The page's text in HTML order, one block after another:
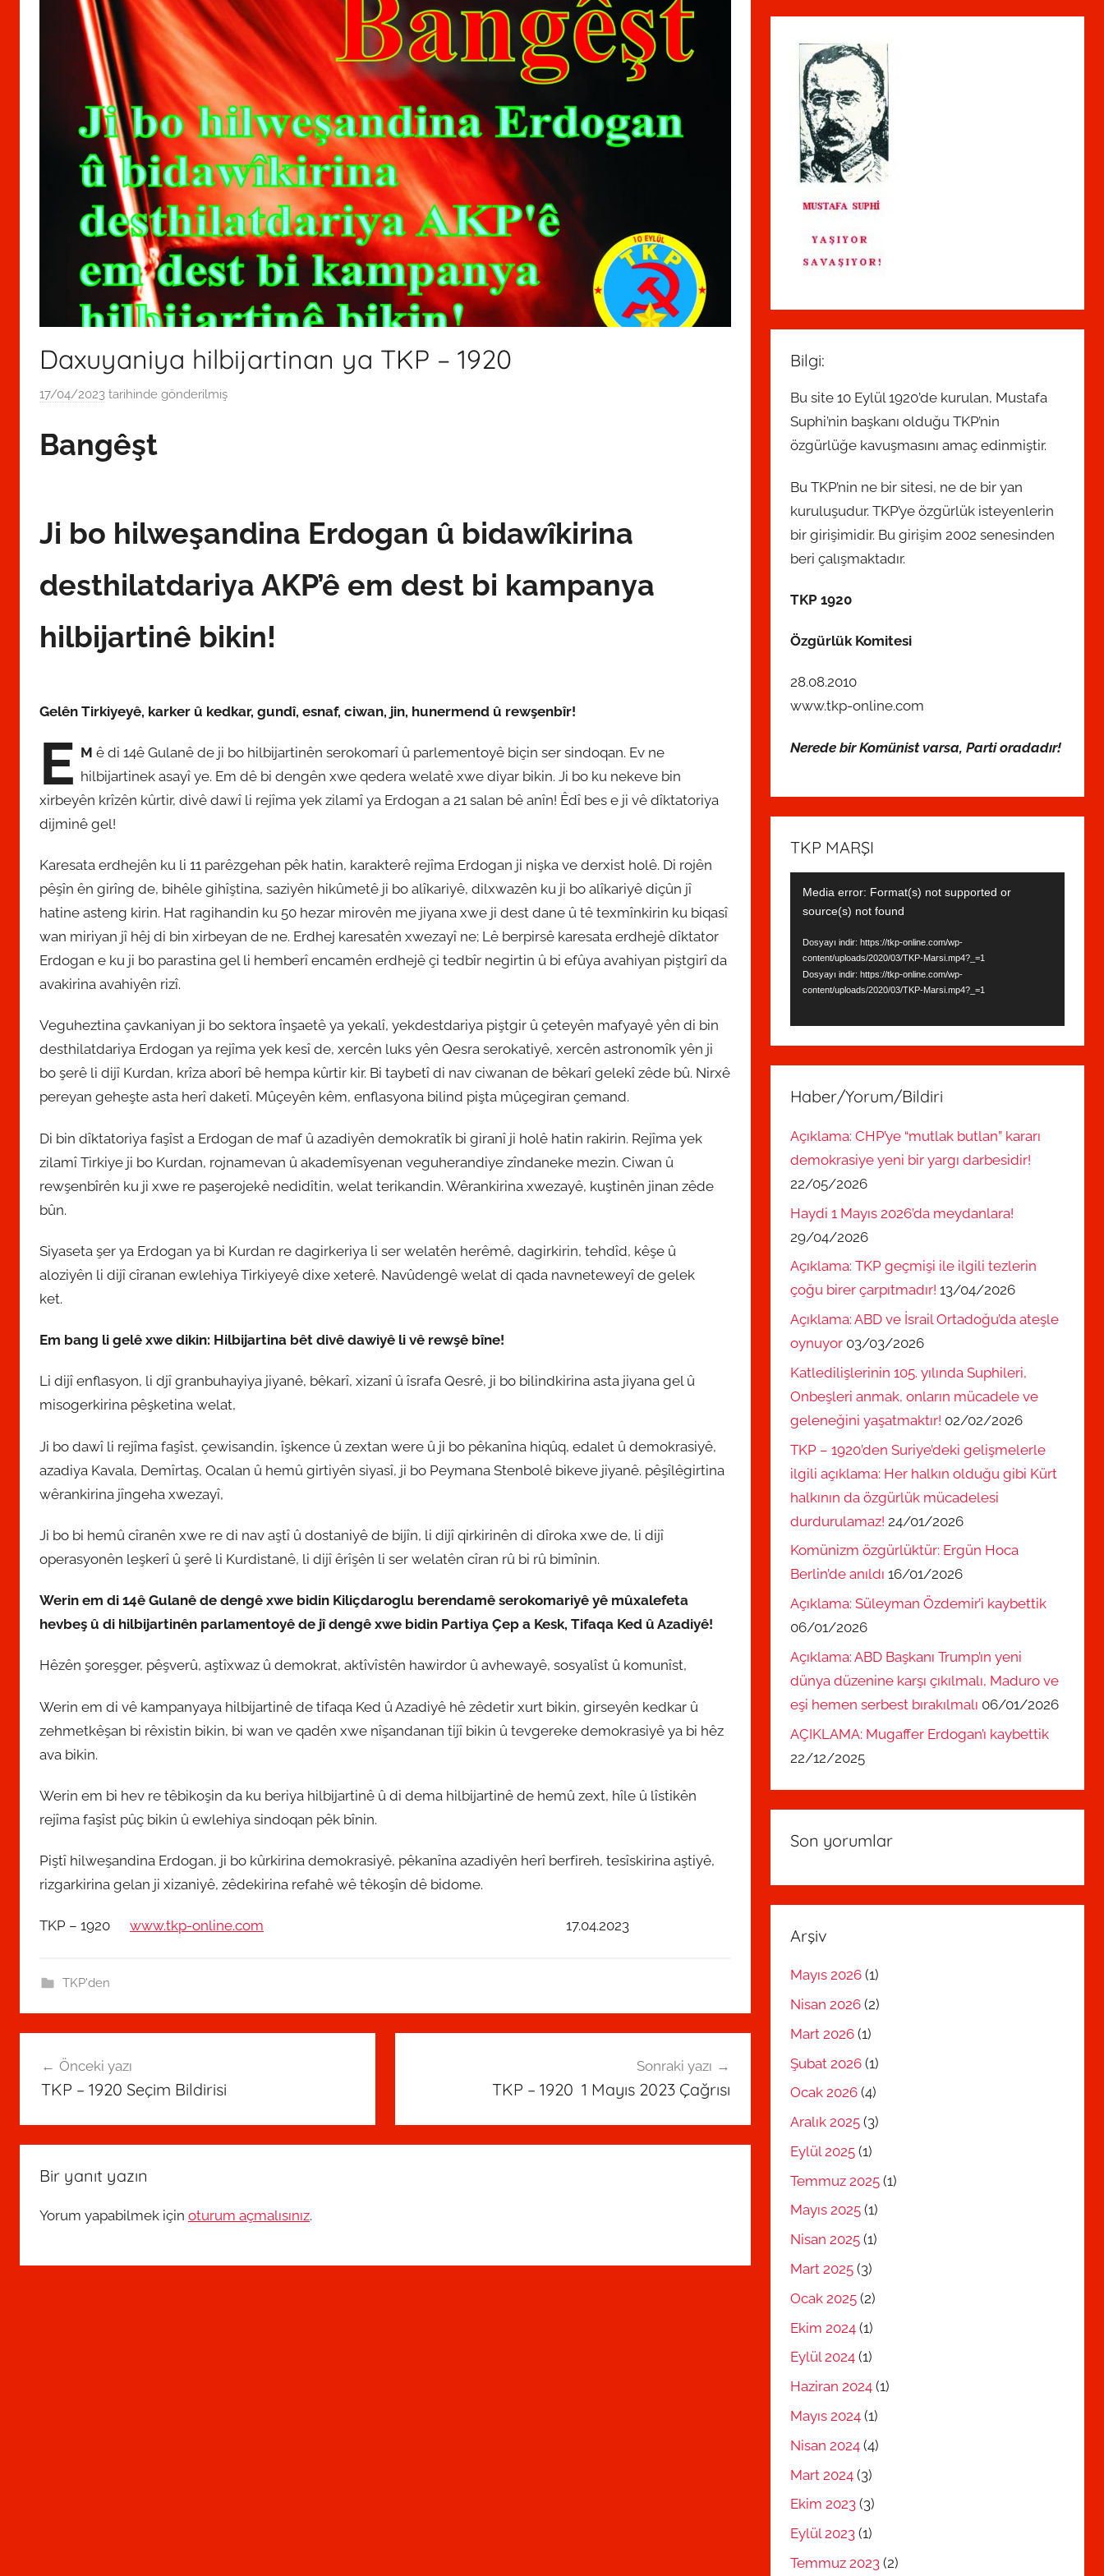
Daxuyaniya hilbijartinan ya TKP – 1920
17/04/2023 tarihinde gönderilmiş
n
a
a
f
d
n
Bangêşt
Ji bo hilweşandina Erdogan û bidawîkirina
desthilatdariya AKP’ê em dest bi kampanya
hilbijartinê bikin!
Gelên Tirkiyeyê, karker û kedkar, gundî, esnaf, ciwan, jin, hunermend û rewşenbîr!
E M ê di 14ê Gulanê de ji bo hilbijartinên serokomarî û parlementoyê biçin ser sindoqan. Ev ne
hilbijartinek asayî ye. Em dê bi dengên xwe qedera welatê xwe diyar bikin. Ji bo ku nekeve bin
xirbeyên krîzên kûrtir, divê dawî li rejîma yek zilamî ya Erdogan a 21 salan bê anîn! Êdî bes e ji vê dîktatoriya
dijminê gel!
​Karesata erdhejên ku li 11 parêzgehan pêk hatin, karakterê rejîma Erdogan ji nişka ve derxist holê. Di rojên
pêşîn ên girîng de, bihêle gihîştina, saziyên hikûmetê ji bo alîkariyê, dilxwazên ku ji bo alîkariyê diçûn jî
hatine asteng kirin. Hat ragihandin ku 50 hezar mirovên me jiyana xwe ji dest dane û tê texmînkirin ku biqasî
wan miriyan jî hêj di bin xirbeyan de ne. Erdhej karesatên xwezayî ne; Lê berpirsê karesata erdhejê dîktator
Erdogan e ku ji bo parastina gel li hemberî encamên erdhejê çi tedbîr negirtin û bi efûya avahiyan piştgirî da
avakirina avahiyên rizî.
Veguheztina çavkaniyan ji bo sektora înşaetê ya yekalî, yekdestdariya piştgir û çeteyên mafyayê yên di bin
desthilatdariya Erdogan ya rejîma yek kesî de, xercên luks yên Qesra serokatiyê, xercên astronomîk yên ji
bo şerê li dijî Kurdan, krîza aborî bê hempa kûrtir kir. Bi taybetî di nav ciwanan de bêkarî gelekî zêde bû. Nirxê
pereyan geheşte asta herî daketî. Mûçeyên kêm, enflasyona bilind pişta mûçegiran çemand.
​Di bin dîktatoriya faşîst a Erdogan de maf û azadiyên demokratîk bi giranî ji holê hatin rakirin. Rejîma yek
zilamî Tirkiye ji bo Kurdan, rojnamevan û akademîsyenan veguherandiye zîndaneke mezin. Ciwan û
rewşenbîrên ku ji xwe re paşerojekê nedidîtin, welat terikandin. Wêrankirina xwezayê, kuştinên jinan zêde
bûn.
Siyaseta şer ya Erdogan ya bi Kurdan re dagirkeriya li ser welatên herêmê, dagirkirin, tehdîd, kêşe û
aloziyên li dijî cîranan ewlehiya Tirkiyeyê dixe xeterê. Navûdengê welat di qada navneteweyî de gelek
ket.
Em bang li gelê xwe dikin: Hilbijartina bêt divê dawiyê li vê rewşê bîne!
Li dijî enflasyon, li djî granbuhayiya jiyanê, bêkarî, xizanî û îsrafa Qesrê, ji bo bilindkirina asta jiyana gel û
misogerkirina pêşketina welat,
​Ji bo dawî li rejîma faşîst, çewisandin, îşkence û zextan were û ji bo pêkanîna hiqûq, edalet û demokrasiyê,
azadiya Kavala, Demîrtaş, Ocalan û hemû girtiyên siyasî, ji bo Peymana Stenbolê bikeve jiyanê. pêşîlêgirtina
wêrankirina jîngeha xwezayî,
​Ji bo bi hemû cîranên xwe re di nav aştî û dostaniyê de bijîn, li dijî qirkirinên di dîroka xwe de, li dijî
operasyonên leşkerî û şerê li Kurdistanê, li dijî êrîşên li ser welatên cîran rû bi rû bimînin.
Werin em di 14ê Gulanê de dengê xwe bidin Kiliçdaroglu berendamê serokomariyê yê mûxalefeta
hevbeş û di hilbijartinên parlamentoyê de jî dengê xwe bidin Partiya Çep a Kesk, Tifaqa Ked û Azadiyê!
Hêzên şoreşger, pêşverû, aştîxwaz û demokrat, aktîvîstên hawirdor û avhewayê, sosyalîst û komunîst,
Werin em di vê kampanyaya hilbijartinê de tifaqa Ked û Azadiyê hê zêdetir xurt bikin, girseyên kedkar û
zehmetkêşan bi rêxistin bikin, bi wan ve qadên xwe nîşandanan tijî bikin û tevgereke demokrasiyê ya bi hêz
ava bikin.
Werin em bi hev re têbikoşin da ku beriya hilbijartinê û di dema hilbijartinê de hemû zext, hîle û lîstikên
rejîma faşîst pûç bikin û ewlehiya sindoqan pêk bînin.
Piştî hilweşandina Erdogan, ji bo kûrkirina demokrasiyê, pêkanîna azadiyên herî berfireh, tesîskirina aştiyê,
rizgarkirina gelan ji xizaniyê, zêdekirina refahê wê têkoşîn dê bidome.
TKP – 1920 www.tkp-online.com 17.04.2023
TKP'den
gezinmesi
Önceki yazı
TKP – 1920 Seçim Bildirisi
Sonraki yazı
TKP – 1920 1 Mayıs 2023 Çağrısı
Bir yanıt yazın
Yorum yapabilmek için oturum açmalısınız.
Bilgi:
Bu site 10 Eylül 1920’de kurulan, Mustafa
Suphi’nin başkanı olduğu TKP’nin
özgürlüğe kavuşmasını amaç edinmiştir.
Bu TKP’nin ne bir sitesi, ne de bir yan
kuruluşudur. TKP’ye özgürlük isteyenlerin
bir girişimidir. Bu girişim 2002 senesinden
beri çalışmaktadır.
TKP 1920
Özgürlük Komitesi
28.08.2010
www.tkp-online.com
Nerede bir Komünist varsa, Parti oradadır!
TKP MARŞI
oynatıcı
Media error: Format(s) not supported or
source(s) not found
Dosyayı indir: https://tkp-online.com/wp-
content/uploads/2020/03/TKP-Marsi.mp4?_=1
Dosyayı indir: https://tkp-online.com/wp-
content/uploads/2020/03/TKP-Marsi.mp4?_=1
Haber/Yorum/Bildiri
Açıklama: CHP’ye “mutlak butlan” kararı
demokrasiye yeni bir yargı darbesidir!
22/05/2026
Haydi 1 Mayıs 2026’da meydanlara!
29/04/2026
Açıklama: TKP geçmişi ile ilgili tezlerin
çoğu birer çarpıtmadır! 13/04/2026
Açıklama: ABD ve İsrail Ortadoğu’da ateşle
oynuyor 03/03/2026
Katledilişlerinin 105. yılında Suphileri,
Onbeşleri anmak, onların mücadele ve
geleneğini yaşatmaktır! 02/02/2026
TKP – 1920’den Suriye’deki gelişmelerle
ilgili açıklama: Her halkın olduğu gibi Kürt
halkının da özgürlük mücadelesi
durdurulamaz! 24/01/2026
Komünizm özgürlüktür: Ergün Hoca
Berlin’de anıldı 16/01/2026
Açıklama: Süleyman Özdemir’i kaybettik
06/01/2026
Açıklama: ABD Başkanı Trump’ın yeni
dünya düzenine karşı çıkılmalı, Maduro ve
eşi hemen serbest bırakılmalı 06/01/2026
AÇIKLAMA: Mugaffer Erdogan’ı kaybettik
22/12/2025
Son yorumlar
Arşiv
Mayıs 2026 (1)
Nisan 2026 (2)
Mart 2026 (1)
Şubat 2026 (1)
Ocak 2026 (4)
Aralık 2025 (3)
Eylül 2025 (1)
Temmuz 2025 (1)
Mayıs 2025 (1)
Nisan 2025 (1)
Mart 2025 (3)
Ocak 2025 (2)
Ekim 2024 (1)
Eylül 2024 (1)
Haziran 2024 (1)
Mayıs 2024 (1)
Nisan 2024 (4)
Mart 2024 (3)
Ekim 2023 (3)
Eylül 2023 (1)
Temmuz 2023 (2)